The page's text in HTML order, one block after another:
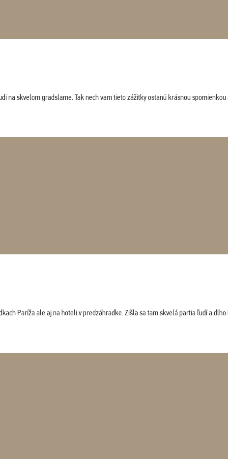
skvelom gradslame. Tak nech vam tieto zážitky ostanú krásnou
Paríža ale aj na hoteli v predzáhradke. Zišla sa tam skvelá partia ľudí a